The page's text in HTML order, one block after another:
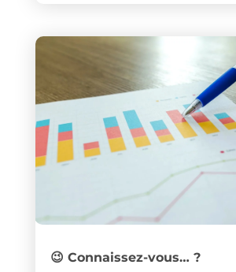
😉 Connaissez-vous… ?